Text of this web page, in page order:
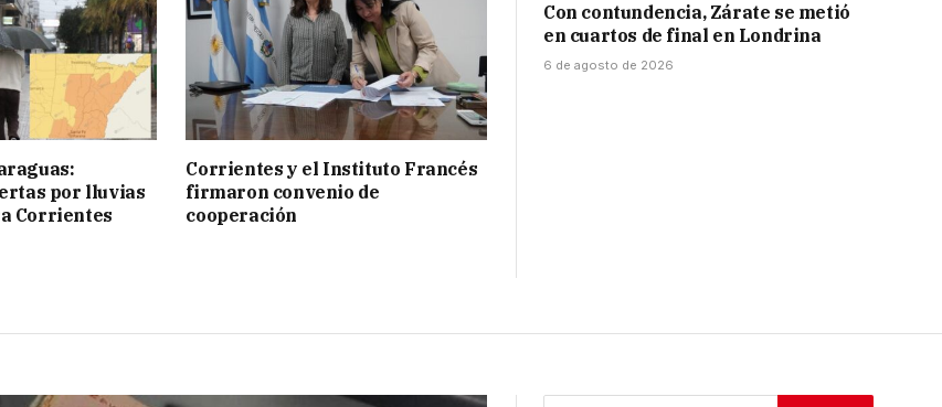
por lluvias
Corrientes
Corrientes y el Instituto Francés
firmaron convenio de
cooperación
Con contundencia, Zárate se metió
en cuartos de final en Londrina
6 de agosto de 2026